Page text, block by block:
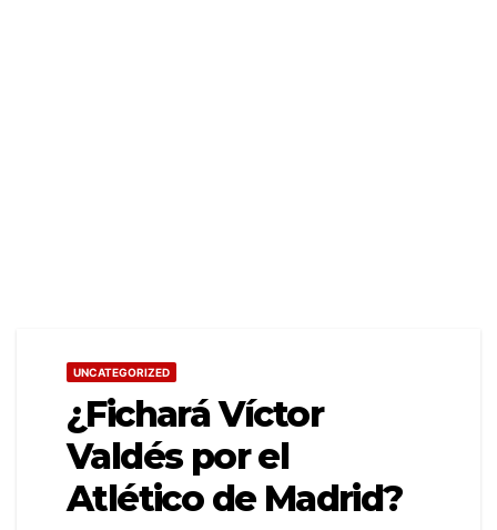
UNCATEGORIZED
¿Fichará Víctor
Valdés por el
Atlético de Madrid?